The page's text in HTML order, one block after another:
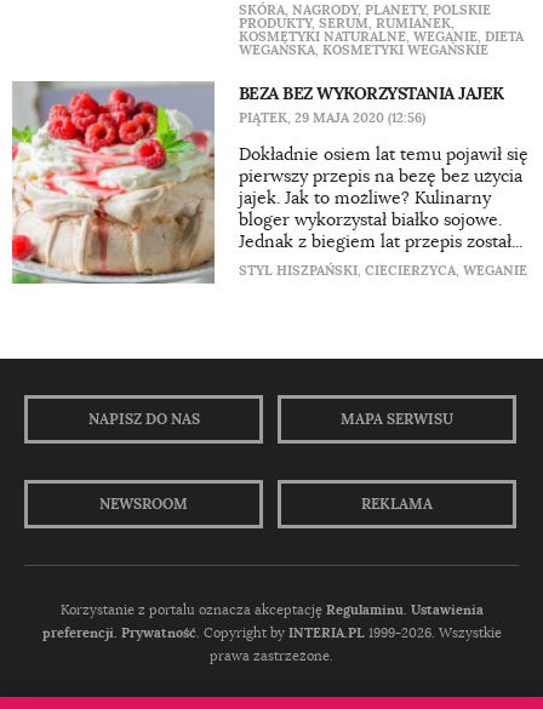
SKÓRA, NAGRODY, PLANETY, POLSKIE
PRODUKTY, SERUM, RUMIANEK,
KOSMETYKI NATURALNE, WEGANIE, DIETA
WEGAŃSKA, KOSMETYKI WEGAŃSKIE
BEZA BEZ WYKORZYSTANIA JAJEK
PIĄTEK, 29 MAJA 2020 (12:56)
Dokładnie osiem lat temu pojawił się
pierwszy przepis na bezę bez użycia
jajek. Jak to możliwe? Kulinarny
bloger wykorzystał białko sojowe.
Jednak z biegiem lat przepis został...
STYL HISZPAŃSKI, CIECIERZYCA, WEGANIE
NAPISZ DO NAS MAPA SERWISU
NEWSROOM REKLAMA
Korzystanie z portalu oznacza akceptację Regulaminu Ustawienia
preferencji. Prywatność. Copyright by INTERIA.PL1999-2026. Wszystkie
prawa zastrzeżone.